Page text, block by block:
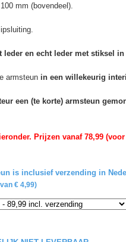
mm (bovendeel).
en echt leder met stiksel in
armsteun in een willekeurig
een (te korte) armsteun
Prijzen vanaf 78,99
is inclusief verzending in
€ 4,99)